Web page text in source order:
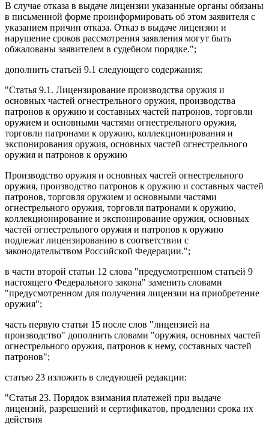
В случае отказа в выдаче лицензии указанные органы обязаны
в письменной форме проинформировать об этом заявителя с
указанием причин отказа. Отказ в выдаче лицензии и
нарушение сроков рассмотрения заявления могут быть
обжалованы заявителем в судебном порядке.";
дополнить статьей 9.1 следующего содержания:
"Статья 9.1. Лицензирование производства оружия и
основных частей огнестрельного оружия, производства
патронов к оружию и составных частей патронов, торговли
оружием и основными частями огнестрельного оружия,
торговли патронами к оружию, коллекционирования и
экспонирования оружия, основных частей огнестрельного
оружия и патронов к оружию
Производство оружия и основных частей огнестрельного
оружия, производство патронов к оружию и составных частей
патронов, торговля оружием и основными частями
огнестрельного оружия, торговля патронами к оружию,
коллекционирование и экспонирование оружия, основных
частей огнестрельного оружия и патронов к оружию
подлежат лицензированию в соответствии с
законодательством Российской Федерации.";
в части второй статьи 12 слова "предусмотренном статьей 9
настоящего Федерального закона" заменить словами
"предусмотренном для получения лицензии на приобретение
оружия";
часть первую статьи 15 после слов "лицензией на
производство" дополнить словами "оружия, основных частей
огнестрельного оружия, патронов к нему, составных частей
патронов";
статью 23 изложить в следующей редакции:
"Статья 23. Порядок взимания платежей при выдаче
лицензий, разрешений и сертификатов, продлении срока их
действия